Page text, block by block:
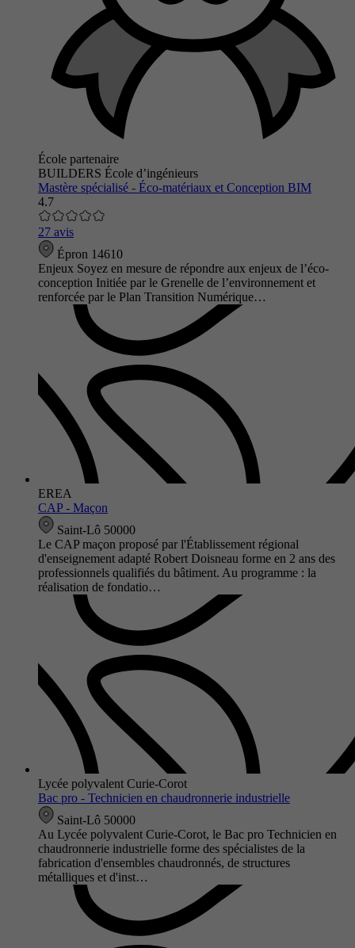
École partenaire
BUILDERS École d’ingénieurs
Mastère spécialisé - Éco-matériaux et Conception BIM
4.7
27 avis
Épron 14610
Enjeux Soyez en mesure de répondre aux enjeux de l’éco-
conception Initiée par le Grenelle de l’environnement et
renforcée par le Plan Transition Numérique…
EREA
CAP - Maçon
Saint-Lô 50000
Le CAP maçon proposé par l'Établissement régional
d'enseignement adapté Robert Doisneau forme en 2 ans des
professionnels qualifiés du bâtiment. Au programme : la
réalisation de fondatio…
Lycée polyvalent Curie-Corot
Bac pro - Technicien en chaudronnerie industrielle
Saint-Lô 50000
Au Lycée polyvalent Curie-Corot, le Bac pro Technicien en
chaudronnerie industrielle forme des spécialistes de la
fabrication d'ensembles chaudronnés, de structures
métalliques et d'inst…